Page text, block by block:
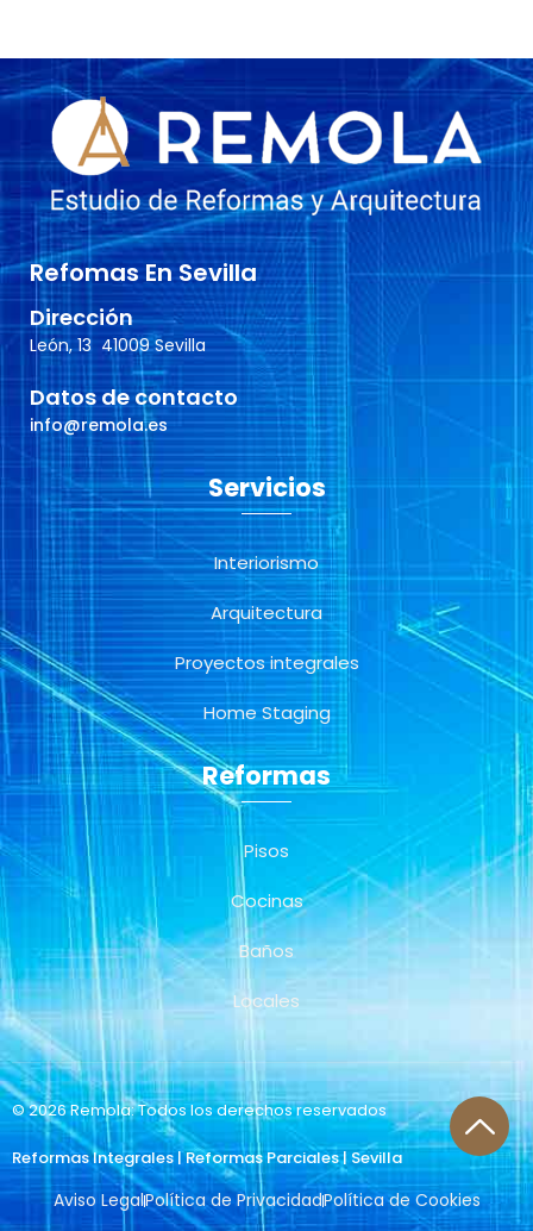
Refomas En Sevilla
Dirección
León, 13 41009 Sevilla
Datos de contacto
info@remola.es
Servicios
Interiorismo
Arquitectura
Proyectos integrales
Home Staging
Reformas
Pisos
Cocinas
Baños
Locales
© 2026 Remola: Todos los derechos reservados
Reformas Integrales | Reformas Parciales | Sevilla
Aviso LegalPolítica de PrivacidadPolítica de Cookies